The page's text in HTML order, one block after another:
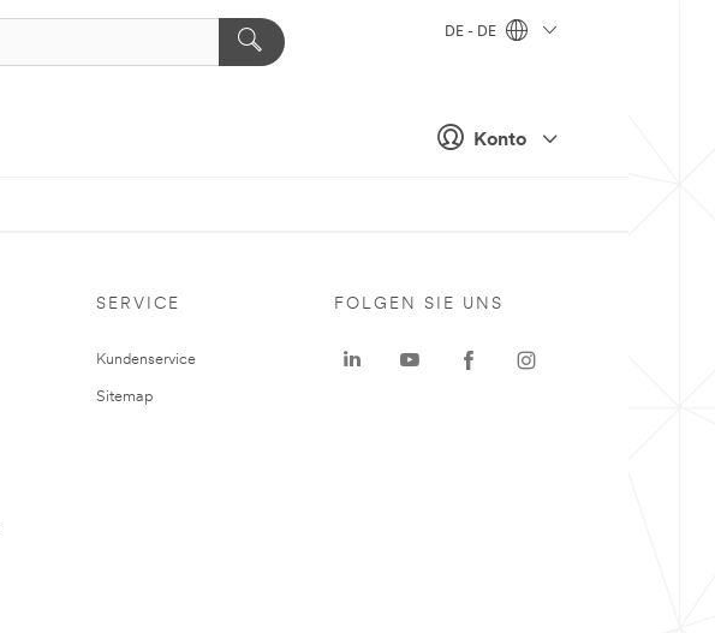
Konto
DE - DE
SERVICE
Kundenservice
Sitemap
FOLGEN SIE UNS